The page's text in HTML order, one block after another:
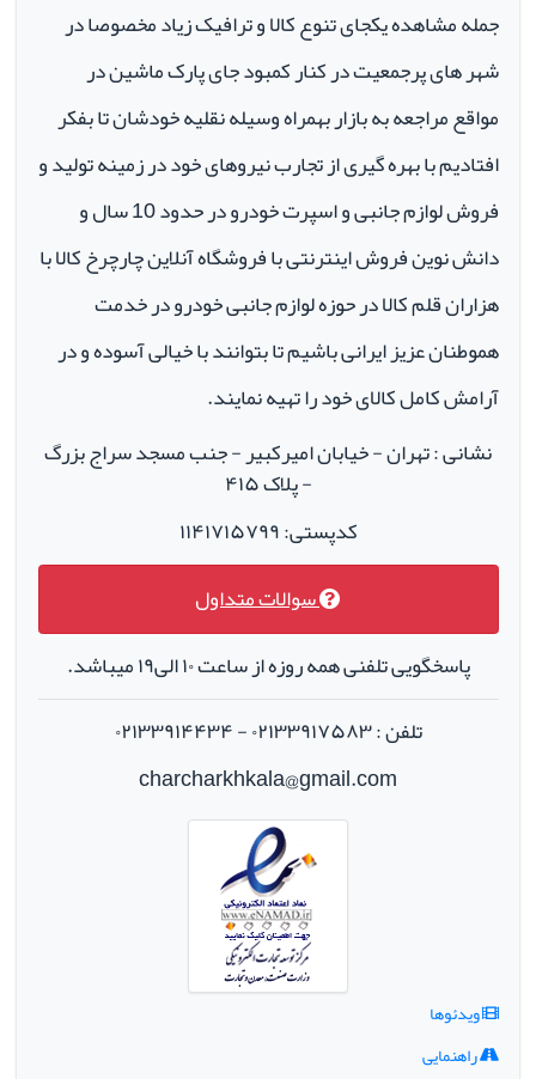
جمله مشاهده یکجای تنوع کالا و ترافیک زیاد مخصوصا در
شهر های پرجمعیت در کنار کمبود جای پارک ماشین در
مواقع مراجعه به بازار بهمراه وسیله نقلیه خودشان تا بفکر
افتادیم با بهره گیری از تجارب نیروهای خود در زمینه تولید و
فروش لوازم جانبی و اسپرت خودرو در حدود 10 سال و
دانش نوین فروش اینترنتی با فروشگاه آنلاین چارچرخ کالا با
هزاران قلم کالا در حوزه لوازم جانبی خودرو در خدمت
هموطنان عزیز ایرانی باشیم تا بتوانند با خیالی آسوده و در
آرامش کامل کالای خود را تهیه نمایند.
نشانی : تهران - خیابان امیرکبیر - جنب مسجد سراج بزرگ
- پلاک ۴۱۵
کدپستی: ۱۱۴۱۷۱۵۷۹۹
سوالات متداول
پاسخگویی تلفنی همه روزه از ساعت ۱۰ الی۱۹ میباشد.
تلفن : ۰۲۱۳۳۹۱۷۵۸۳ - ۰۲۱۳۳۹۱۴۴۳۴
charcharkhkala@gmail.com
ویدئوها
راهنمایی